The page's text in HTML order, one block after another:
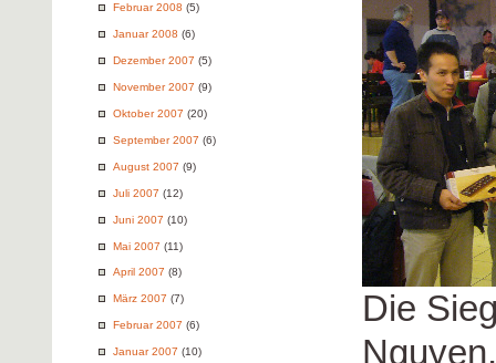
Februar 2008 (5)
Januar 2008 (6)
Dezember 2007 (5)
November 2007 (9)
Oktober 2007 (20)
September 2007 (6)
August 2007 (9)
Juli 2007 (12)
Juni 2007 (10)
Mai 2007 (11)
April 2007 (8)
März 2007 (7)
Februar 2007 (6)
Januar 2007 (10)
Die